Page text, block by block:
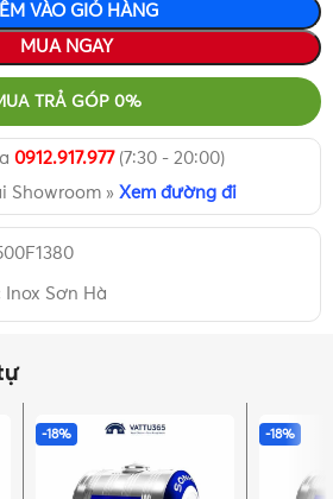
VÀO GIỎ HÀNG
MUA NGAY
TRẢ GÓP 0%
0912.917.977(7:30 - 20:00)
Showroom » Xem đường đi
Inox Sơn Hà
-18% -18%